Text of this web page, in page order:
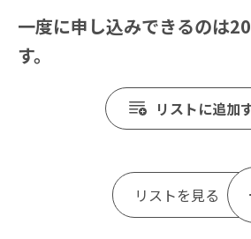
一度に申し込みできるのは
す。
リストに追加
リストを見る